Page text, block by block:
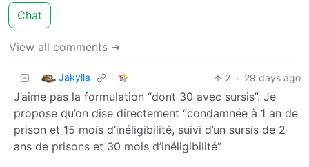
Chat
View all comments ➔
Jakylla 2 · 29 days ago
J’aime pas la formulation “dont 30 avec sursis”. Je
propose qu’on dise directement “condamnée à 1 an de
prison et 15 mois d’inéligibilité, suivi d’un sursis de 2
ans de prisons et 30 mois d’inéligibilité”